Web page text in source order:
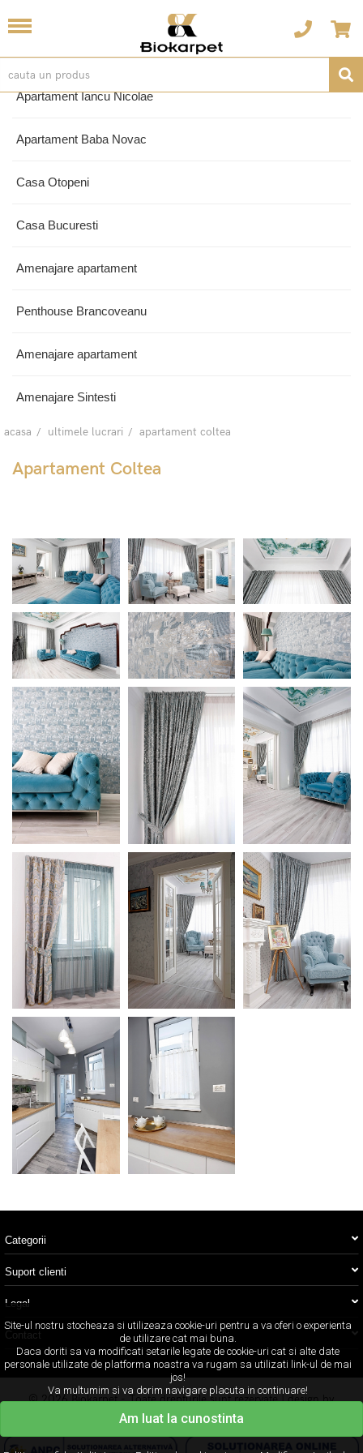
Apartament Iancu Nicolae
Apartament Baba Novac
Casa Otopeni
Casa Bucuresti
Amenajare apartament
Penthouse Brancoveanu
Amenajare apartament
Amenajare Sintesti
acasa ultimele lucrari apartament coltea
Apartament Coltea
Categorii
Suport clienti
Legal
Contact
© 2026 Biokarpet - Toate drepturile sunt rezervate | design by
Concept24
Site-ul nostru stocheaza si utilizeaza cookie-uri pentru a va oferi o experienta
de utilizare cat mai buna.
Daca doriti sa va modificati setarile legate de cookie-uri cat si alte date
personale utilizate de platforma noastra va rugam sa utilizati link-ul de mai
jos!
Va multumim si va dorim navigare placuta in continuare!
Am luat la cunostinta